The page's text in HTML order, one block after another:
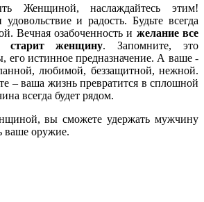
Женщиной, наслаждайтесь этим!
и радость. Будьте всегда
Вечная озабоченность и желание все
старит женщину. Запомните, это
его истинное предназначение. А ваше -
любимой, беззащитной, нежной.
– ваша жизнь превратится в сплошной
всегда будет рядом.
вы сможете удержать мужчину
ваше оружие.